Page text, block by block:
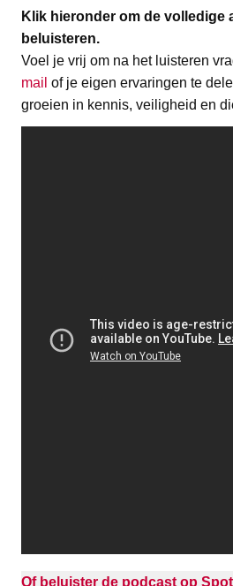
Klik hieronder om de volledige
beluisteren.
Voel je vrij om na het luisteren
mail of je eigen ervaringen te
groeien in kennis, veiligheid en
Of beluister de podcast op